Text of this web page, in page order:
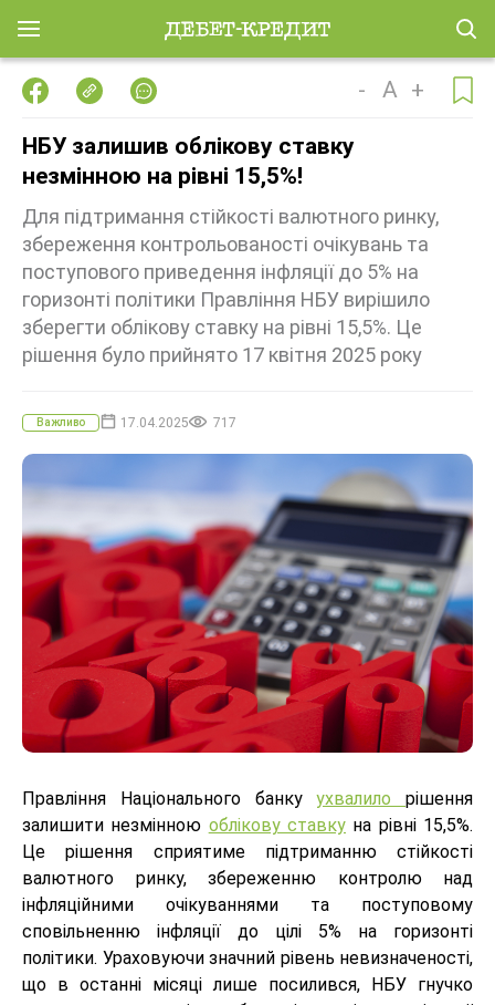
- A +
НБУ залишив облікову ставку
незмінною на рівні 15,5%!
Для підтримання стійкості валютного ринку,
збереження контрольованості очікувань та
поступового приведення інфляції до 5% на
горизонті політики Правління НБУ вирішило
зберегти облікову ставку на рівні 15,5%. Це
рішення було прийнято 17 квітня 2025 року
Важливо 17.04.2025 717
Правління Національного банкуухвалило рішення
залишити незмінною облікову ставку на рівні 15,5%.
Це рішення сприятиме підтриманню стійкості
валютного ринку, збереженню контролю над
інфляційними очікуваннями та поступовому
сповільненню інфляції до цілі 5% на горизонті
політики. Ураховуючи значний рівень невизначеності,
що в останні місяці лише посилився, НБУ гнучко